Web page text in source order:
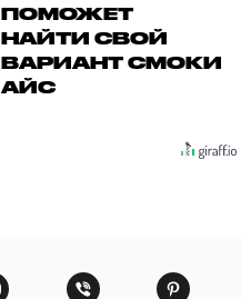
ПОМОЖЕТ
НАЙТИ СВОЙ
ВАРИАНТ СМОКИ
АЙС